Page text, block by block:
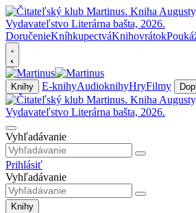
DoručenieKníhkupectváKnihovrátok
Knihy E-knihyAudioknihyHryFilmy
Vyhľadávanie
Prihlásiť
Vyhľadávanie
Knihy